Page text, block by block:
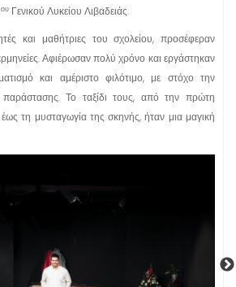
ου Γενικού Λυκείου Λιβαδειάς.
και μαθήτριες του σχολείου, προσέφεραν
Αφιέρωσαν πολύ χρόνο και εργάστηκαν
και αμέριστο φιλότιμο, με στόχο την
Το ταξίδι τους, από την πρώτη
τη μυσταγωγία της σκηνής, ήταν μια μαγική